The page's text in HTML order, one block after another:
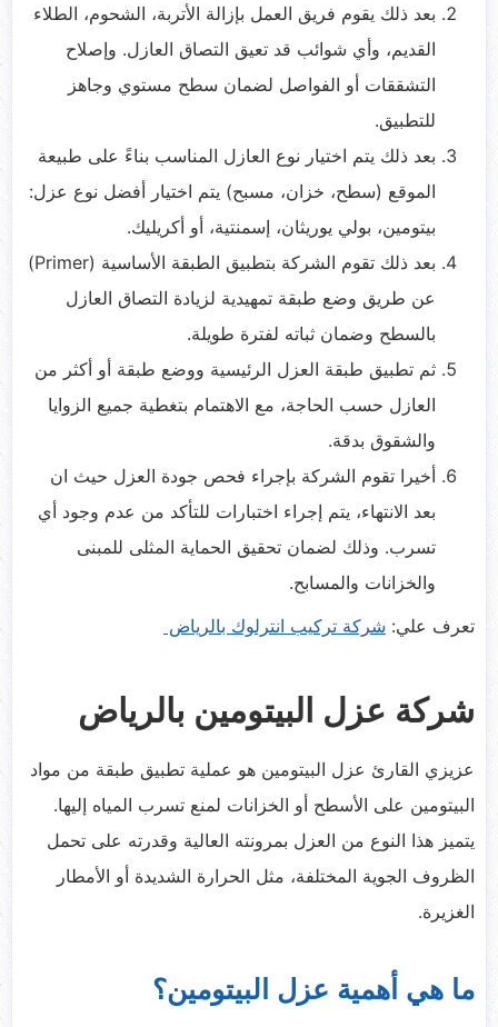
بعد ذلك يقوم فريق العمل بإزالة الأتربة، الشحوم، الطلاء
القديم، وأي شوائب قد تعيق التصاق العازل. وإصلاح
التشققات أو الفواصل لضمان سطح مستوي وجاهز
للتطبيق.
بعد ذلك يتم اختيار نوع العازل المناسب بناءً على طبيعة
الموقع (سطح، خزان، مسبح) يتم اختيار أفضل نوع عزل:
بيتومين، بولي يوريثان، إسمنتية، أو أكريليك.
بعد ذلك تقوم الشركة بتطبيق الطبقة الأساسية (Primer)
عن طريق وضع طبقة تمهيدية لزيادة التصاق العازل
بالسطح وضمان ثباته لفترة طويلة.
ثم تطبيق طبقة العزل الرئيسية ووضع طبقة أو أكثر من
العازل حسب الحاجة، مع الاهتمام بتغطية جميع الزوايا
والشقوق بدقة.
أخيرا تقوم الشركة بإجراء فحص جودة العزل حيث ان
بعد الانتهاء، يتم إجراء اختبارات للتأكد من عدم وجود أي
تسرب. وذلك لضمان تحقيق الحماية المثلى للمبنى
والخزانات والمسابح.
تعرف علي: شركة تركيب انترلوك بالرياض
شركة عزل البيتومين بالرياض
عزيزي القارئ عزل البيتومين هو عملية تطبيق طبقة من مواد
البيتومين على الأسطح أو الخزانات لمنع تسرب المياه إليها.
يتميز هذا النوع من العزل بمرونته العالية وقدرته على تحمل
الظروف الجوية المختلفة، مثل الحرارة الشديدة أو الأمطار
الغزيرة.
ما هي أهمية عزل البيتومين؟